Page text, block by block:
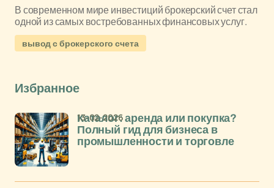
В современном мире инвестиций брокерский счет стал
одной из самых востребованных финансовых услуг.
вывод с брокерского счета
Избранное
Каталог: аренда или покупка?
Полный гид для бизнеса в
промышленности и торговле
13-02-2026